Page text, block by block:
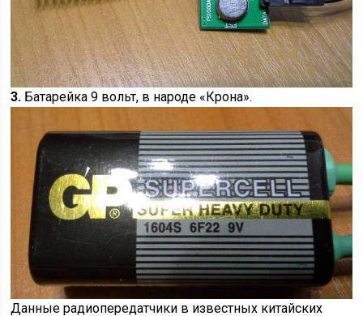
3. Батарейка 9 вольт, в народе «Крона».
Данные радиопередатчики в известных китайских